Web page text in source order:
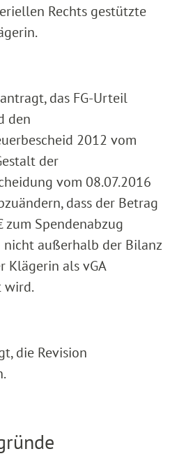
Rechts gestützte
das FG-Urteil
den
2012 vom
der
vom 08.07.2016
dass der Betrag
zum Spendenabzug
nicht außerhalb der Bilanz
Klägerin als vGA
wird.
die Revision